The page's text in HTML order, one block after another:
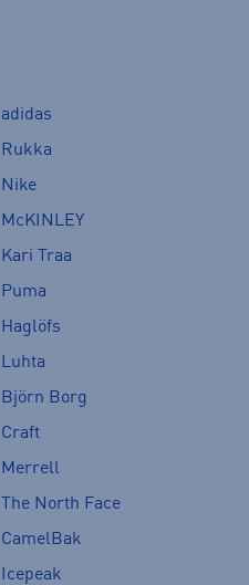
adidas
Rukka
Nike
McKINLEY
Kari Traa
Puma
Haglöfs
Luhta
Björn Borg
Craft
Merrell
The North Face
CamelBak
Icepeak